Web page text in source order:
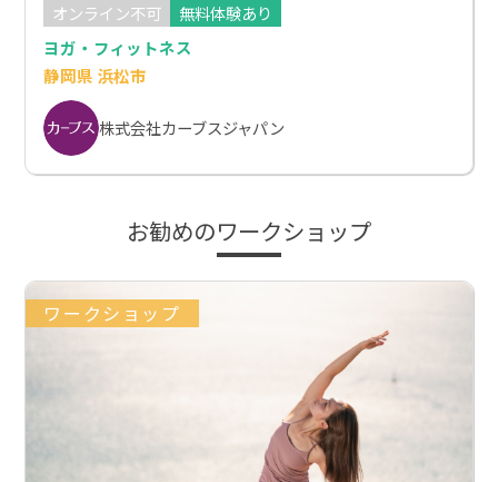
オンライン不可
無料体験あり
ヨガ・フィットネス
静岡県 浜松市
株式会社カーブスジャパン
お勧めのワークショップ
ワークショップ